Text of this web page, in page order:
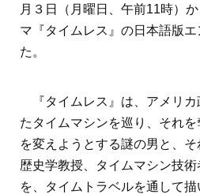
月３日（月曜日、午前11時）
マ『タイムレス』の日本語版
た。
『タイムレス』は、アメリカ
たタイムマシンを巡り、それ
を変えようとする謎の男と、
歴史学教授、タイムマシン技
を、タイムトラベルを通して